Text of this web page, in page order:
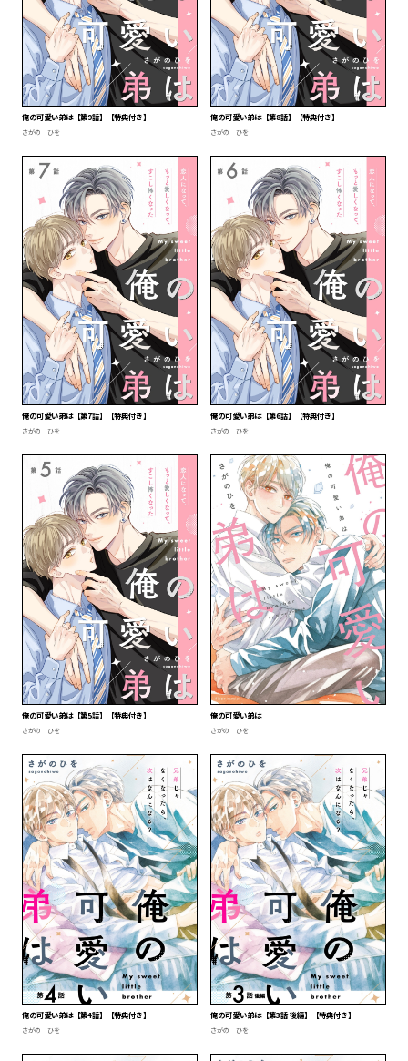
俺の可愛い弟は【第9話】【特典付き】
さがの ひを
俺の可愛い弟は【第8話】【特典付き】
さがの ひを
俺の可愛い弟は【第7話】【特典付き】
さがの ひを
俺の可愛い弟は【第6話】【特典付き】
さがの ひを
俺の可愛い弟は【第5話】【特典付き】
さがの ひを
俺の可愛い弟は
さがの ひを
俺の可愛い弟は【第4話】【特典付き】
さがの ひを
俺の可愛い弟は【第3話 後編】【特典付き】
さがの ひを